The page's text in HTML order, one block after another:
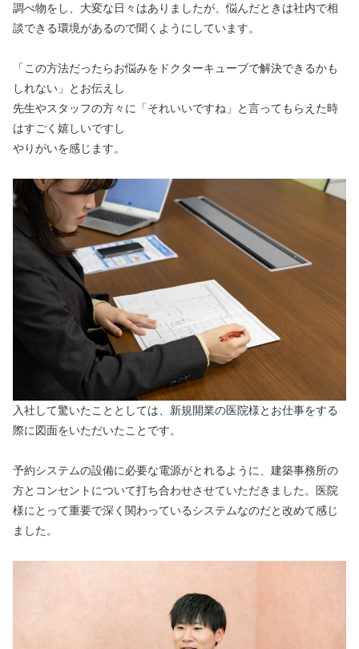
調べ物をし、大変な日々はありましたが、悩んだときは社内で相
談できる環境があるので聞くようにしています。
「この方法だったらお悩みをドクターキューブで解決できるかも
しれない」とお伝えし
先生やスタッフの方々に「それいいですね」と言ってもらえた時
はすごく嬉しいですし
やりがいを感じます。
入社して驚いたこととしては、新規開業の医院様とお仕事をする
際に図面をいただいたことです。
予約システムの設備に必要な電源がとれるように、建築事務所の
方とコンセントについて打ち合わせさせていただきました。医院
様にとって重要で深く関わっているシステムなのだと改めて感じ
ました。